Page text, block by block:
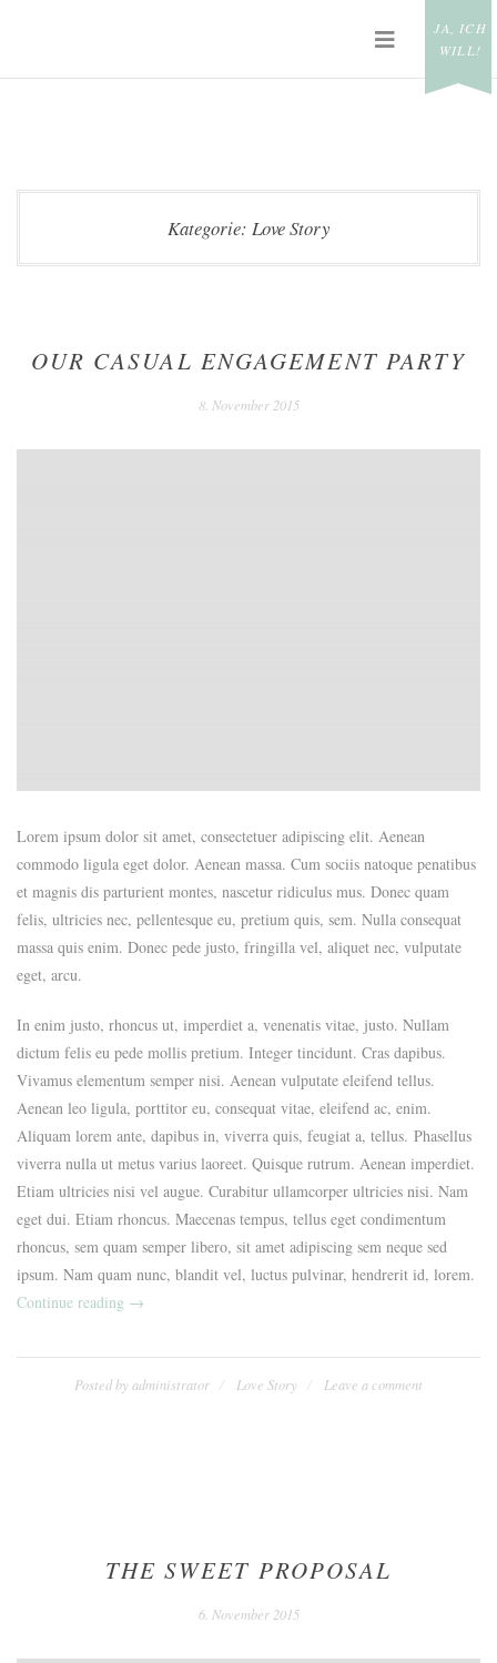
JA, ICH
WILL!
MENU
Kategorie: Love Story
OUR CASUAL ENGAGEMENT PARTY
8. November 2015
Lorem ipsum dolor sit amet, consectetuer adipiscing elit. Aenean
commodo ligula eget dolor. Aenean massa. Cum sociis natoque penatibus
et magnis dis parturient montes, nascetur ridiculus mus. Donec quam
felis, ultricies nec, pellentesque eu, pretium quis, sem. Nulla consequat
massa quis enim. Donec pede justo, fringilla vel, aliquet nec, vulputate
eget, arcu.
In enim justo, rhoncus ut, imperdiet a, venenatis vitae, justo. Nullam
dictum felis eu pede mollis pretium. Integer tincidunt. Cras dapibus.
Vivamus elementum semper nisi. Aenean vulputate eleifend tellus.
Aenean leo ligula, porttitor eu, consequat vitae, eleifend ac, enim.
Aliquam lorem ante, dapibus in, viverra quis, feugiat a, tellus. Phasellus
viverra nulla ut metus varius laoreet. Quisque rutrum. Aenean imperdiet.
Etiam ultricies nisi vel augue. Curabitur ullamcorper ultricies nisi. Nam
eget dui. Etiam rhoncus. Maecenas tempus, tellus eget condimentum
rhoncus, sem quam semper libero, sit amet adipiscing sem neque sed
ipsum. Nam quam nunc, blandit vel, luctus pulvinar, hendrerit id, lorem.
Continue reading „Our
Engagement
Party“
→
Posted byadministrator Love Story Leave a comment
THE SWEET PROPOSAL
6. November 2015